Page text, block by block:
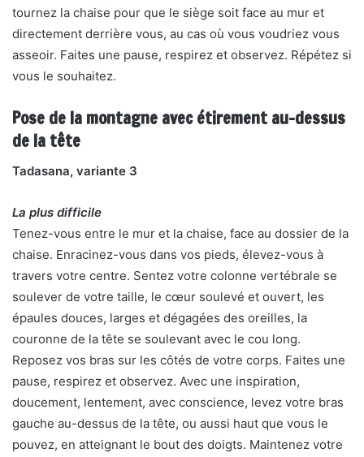
tournez la chaise pour que le siège soit face au mur et
directement derrière vous, au cas où vous voudriez vous
asseoir. Faites une pause, respirez et observez. Répétez si
vous le souhaitez.
Pose de la montagne avec étirement au-dessus
de la tête
Tadasana, variante 3
La plus difficile
Tenez-vous entre le mur et la chaise, face au dossier de la
chaise. Enracinez-vous dans vos pieds, élevez-vous à
travers votre centre. Sentez votre colonne vertébrale se
soulever de votre taille, le cœur soulevé et ouvert, les
épaules douces, larges et dégagées des oreilles, la
couronne de la tête se soulevant avec le cou long.
Reposez vos bras sur les côtés de votre corps. Faites une
pause, respirez et observez. Avec une inspiration,
doucement, lentement, avec conscience, levez votre bras
gauche au-dessus de la tête, ou aussi haut que vous le
pouvez, en atteignant le bout des doigts. Maintenez votre